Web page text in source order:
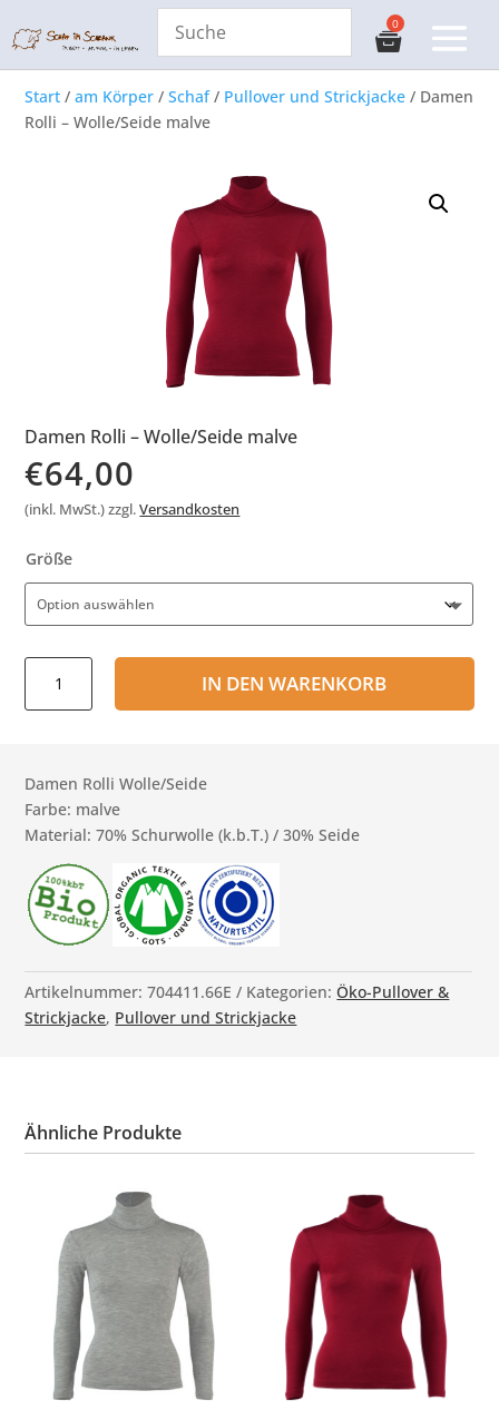
Start /am Körper /Schaf/ Pullover und Strickjacke / Damen
Rolli – Wolle/Seide malve
Damen Rolli – Wolle/Seide malve
€64,00
(inkl. MwSt.) zzgl.Versandkosten
Damen Rolli Wolle/Seide
Farbe: malve
Material: 70% Schurwolle (k.b.T.) / 30% Seide
Größe
Menge
IN DEN WARENKORB
Artikelnummer:704411.66E Kategorien:Öko-Pullover &
Strickjacke, Pullover und Strickjacke
Ähnliche Produkte